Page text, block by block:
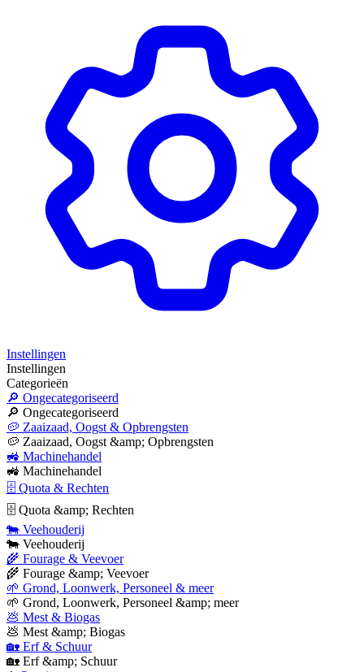
Instellingen
Instellingen
Categorieën
🔎 Ongecategoriseerd
🔎 Ongecategoriseerd
🥔 Zaaizaad, Oogst & Opbrengsten
🥔 Zaaizaad, Oogst &amp; Opbrengsten
🚜 Machinehandel
🚜 Machinehandel
🗄 Quota & Rechten
🗄 Quota &amp; Rechten
🐄 Veehouderij
🐄 Veehouderij
🌾 Fourage & Veevoer
🌾 Fourage &amp; Veevoer
🌱 Grond, Loonwerk, Personeel & meer
🌱 Grond, Loonwerk, Personeel &amp; meer
💩 Mest & Biogas
💩 Mest &amp; Biogas
🏡 Erf & Schuur
🏡 Erf &amp; Schuur